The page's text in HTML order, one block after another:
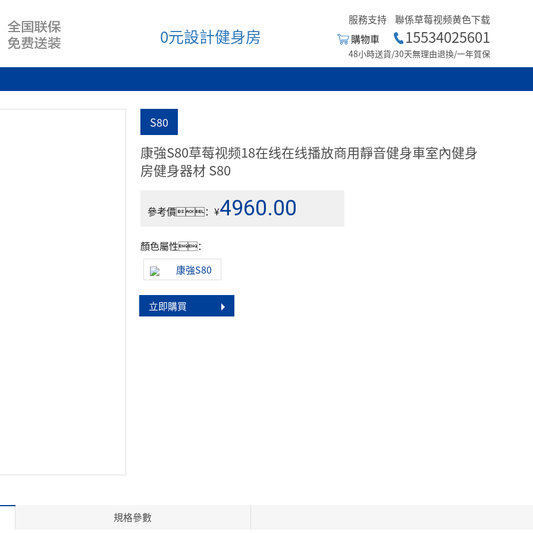
0元設計健身房
服務支持 聯係草莓视频黄色下载
購物車
15534025601
48小時送貨/30天無理由退換/一年質保
S80
康強S80草莓视频18在线在线播放商用靜音健身車室內健身
房健身器材 S80
參考價：¥4960.00
顏色屬性：
康強S80
立即購買
規格參數